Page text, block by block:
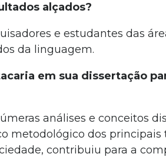
alçados?
e estudantes das
da linguagem.
em sua dissertação
análises e conceitos
dos principais
contribuiu para a